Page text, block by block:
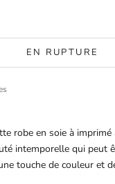
EN RUPTURE
robe en soie à
intemporelle qui peut
touche de couleur et